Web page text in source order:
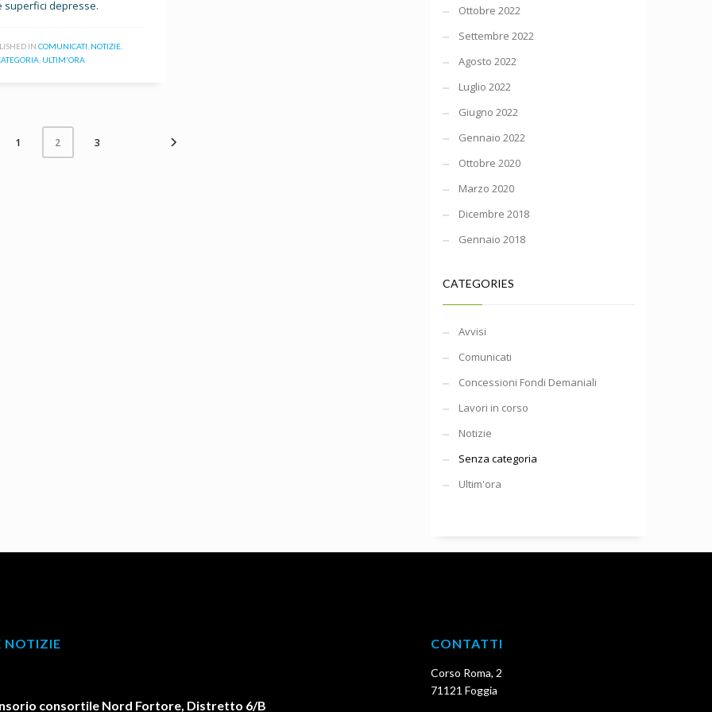
superfici depresse.
IN COMUNICATI NOTIZIE
ULTIM'ORA
1 2 3
Ottobre 2022
Settembre 2022
Agosto 2022
Luglio 2022
Giugno 2022
Gennaio 2022
Ottobre 2020
Marzo 2020
Dicembre 2018
Gennaio 2018
CATEGORIES
Avvisi
Comunicati
Concessioni Fondi Demaniali
Lavori in corso
Notizie
Senza categoria
Ultim'ora
NOTIZIE
consortile Nord Fortore, Distretto 6/B
CONTATTI
Corso Roma, 2
71121 Foggia